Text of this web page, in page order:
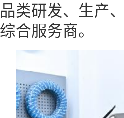
品类研发、生产
综合服务商。